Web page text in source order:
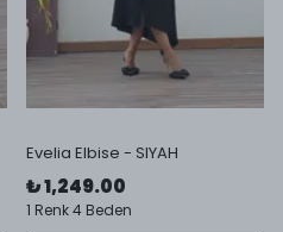
Evelia Elbise - SIYAH
₺ 1,249.00
1 Renk 4 Beden